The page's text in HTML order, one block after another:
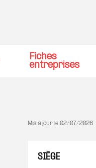
Fiches
entreprises
Mis à jour le 02/07/2026
SIÈGE